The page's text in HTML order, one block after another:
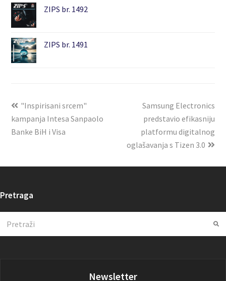
ZIPS br. 1492
ZIPS br. 1491
"Inspirisani srcem"
kampanja Intesa Sanpaolo
Banke BiH i Visa
Samsung Electronics
predstavio efikasniju
platformu digitalnog
oglašavanja s Tizen 3.0
Pretraga
Newsletter